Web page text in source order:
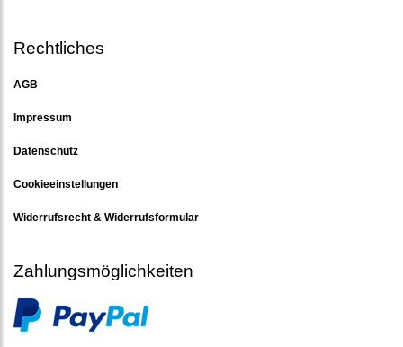
Rechtliches
AGB
Impressum
Datenschutz
Cookieeinstellungen
Widerrufsrecht & Widerrufsformular
Zahlungsmöglichkeiten